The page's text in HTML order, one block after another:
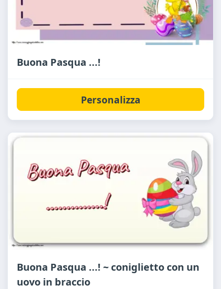
Buona Pasqua ...!
Personalizza
Buona Pasqua ...! ~ coniglietto con un
uovo in braccio